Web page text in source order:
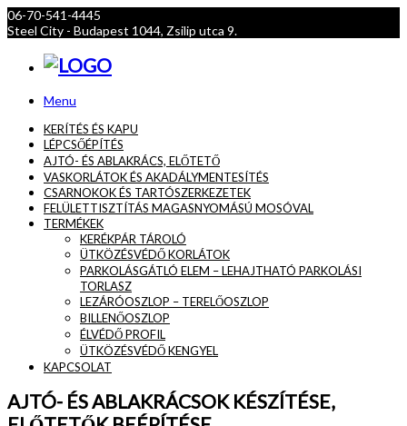
06-70-541-4445
Steel City - Budapest 1044, Zsilip utca 9.
Menu
KERÍTÉS ÉS KAPU
LÉPCSŐÉPÍTÉS
AJTÓ- ÉS ABLAKRÁCS, ELŐTETŐ
VASKORLÁTOK ÉS AKADÁLYMENTESÍTÉS
CSARNOKOK ÉS TARTÓSZERKEZETEK
FELÜLETTISZTÍTÁS MAGASNYOMÁSÚ MOSÓVAL
TERMÉKEK
KERÉKPÁR TÁROLÓ
ÜTKÖZÉSVÉDŐ KORLÁTOK
PARKOLÁSGÁTLÓ ELEM – LEHAJTHATÓ PARKOLÁSI
TORLASZ
LEZÁRÓOSZLOP – TERELŐOSZLOP
BILLENŐOSZLOP
ÉLVÉDŐ PROFIL
ÜTKÖZÉSVÉDŐ KENGYEL
KAPCSOLAT
AJTÓ- ÉS ABLAKRÁCSOK KÉSZÍTÉSE,